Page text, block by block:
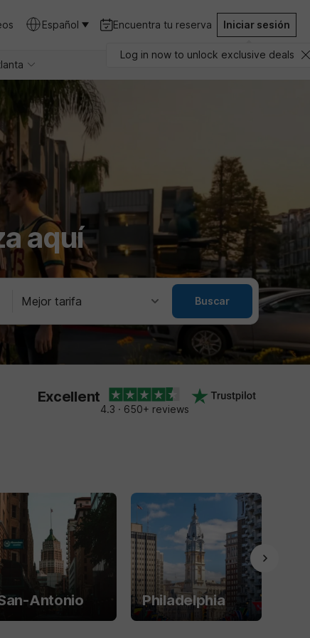
Español Encuentra tu reserva Iniciar sesión
Log in now to unlock exclusive deals
aquí
Mejor tarifa Buscar
Excellent
4.3 · 650+ reviews
Antonio Philadelphia